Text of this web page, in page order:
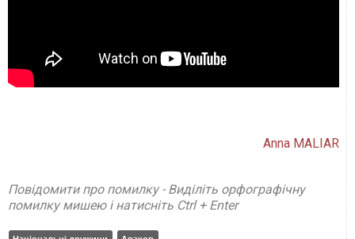
Anna MALIAR
Повідомити про помилку - Виділіть орфографічну
помилку мишею і натисніть Ctrl + Enter